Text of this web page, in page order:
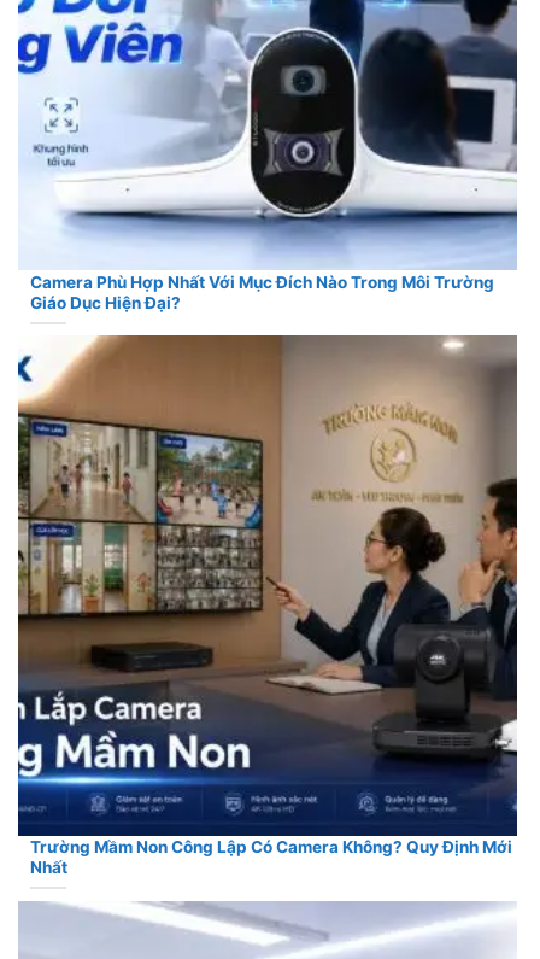
Camera Phù Hợp Nhất Với Mục Đích Nào Trong Môi Trường
Giáo Dục Hiện Đại?
Trường Mầm Non Công Lập Có Camera Không? Quy Định Mới
Nhất